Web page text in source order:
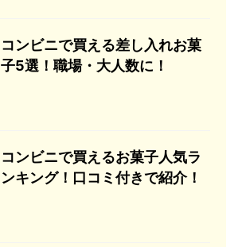
コンビニで買える差し入れお菓
子5選！職場・大人数に！
コンビニで買えるお菓子人気ラ
ンキング！口コミ付きで紹介！